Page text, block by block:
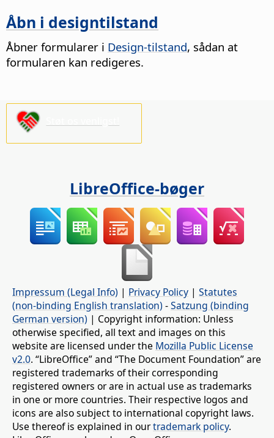
Åbn i designtilstand
Åbner formularer i Design-tilstand, sådan at
formularen kan redigeres.
LibreOffice-bøger
Impressum (Legal Info) | Privacy Policy | Statutes
(non-binding English translation) -Satzung (binding
German version) | Copyright information: Unless
otherwise specified, all text and images on this
website are licensed under the Mozilla Public License
v2.0. “LibreOffice” and “The Document Foundation” are
registered trademarks of their corresponding
registered owners or are in actual use as trademarks
in one or more countries. Their respective logos and
icons are also subject to international copyright laws.
Use thereof is explained in ourtrademark policy.